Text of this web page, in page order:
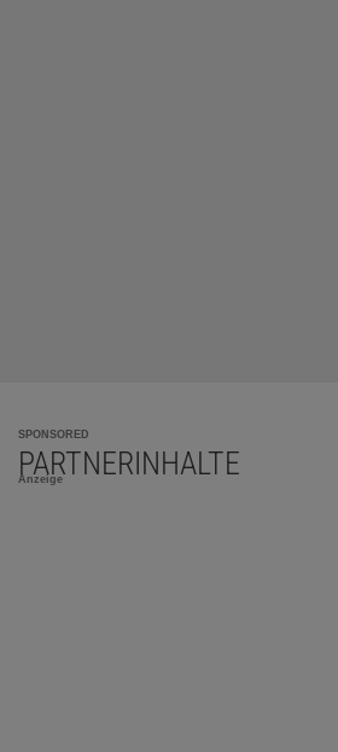
SPONSORED
PARTNERINHALTE
Anzeige